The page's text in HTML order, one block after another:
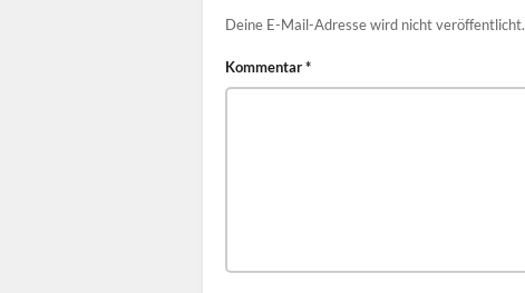
Deine E-Mail-Adresse wird nicht veröffentlicht.
Kommentar*